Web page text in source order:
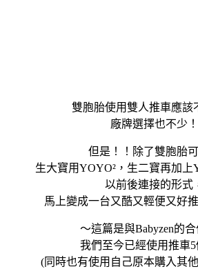
雙胞胎使用雙人推車應該
廠牌選擇也不少！
但是！！除了雙胞胎可
生大寶用YOYO²，生二寶再加上
以前後連接的形式
馬上變成一台又酷又輕便又好
～這篇是與Babyzen的
我們至今已經使用推車5
(同時也有使用自己原本購入其